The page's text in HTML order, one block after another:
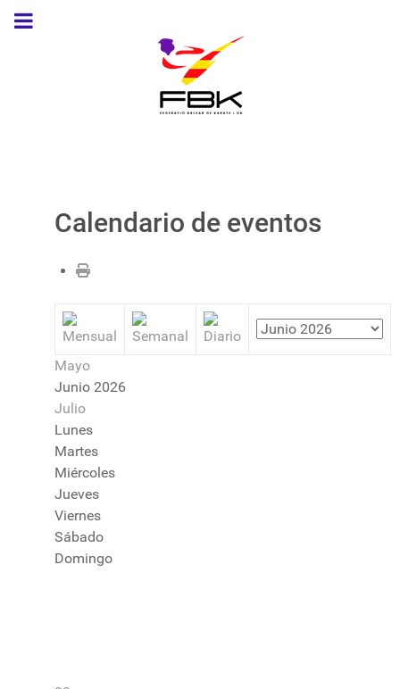
Calendario de eventos
Mayo
Junio 2026
Julio
Lunes
Martes
Miércoles
Jueves
Viernes
Sábado
Domingo